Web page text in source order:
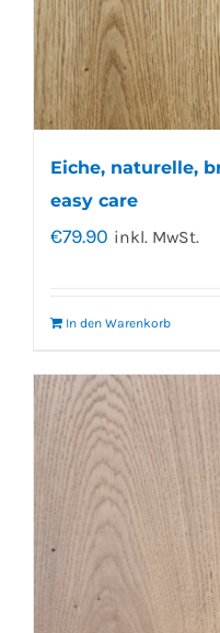
Eiche, naturelle,
easy care
€79.90 inkl. MwSt.
In den Warenkorb